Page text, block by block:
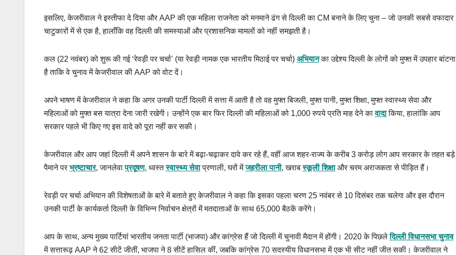
इसलिए, केजरीवाल ने इस्तीफा दे दिया और AAP की एक महिला राजनेता को मनमाने ढंग से दिल्ली का CM बनाने के लिए चुना – जो उनकी सबसे वफादार
चाटुकारों में से एक है, हालाँकि वह दिल्ली की समस्याओं और प्रशासनिक मामलों को नहीं समझती है।
कल (22 नवंबर) को शुरू की गई ‘रेवड़ी पर चर्चा’ (या रेवड़ी नामक एक भारतीय मिठाई पर चर्चा) अभियानका उद्देश्य दिल्ली के लोगों को मुफ्त में उपहार बांटना
है ताकि वे चुनाव में केजरीवाल की AAP को वोट दें।
अपने भाषण में केजरीवाल ने कहा कि अगर उनकी पार्टी दिल्ली में सत्ता में आती है तो वह मुफ्त बिजली, मुफ्त पानी, मुफ्त शिक्षा, मुफ्त स्वास्थ्य सेवा और
महिलाओं को मुफ्त बस यात्रा देना जारी रखेगी। उन्होंने एक बार फिर दिल्ली की महिलाओं को 1,000 रुपये प्रति माह देने कावादाकिया, हालांकि आप
सरकार पहले भी किए गए इस वादे को पूरा नहीं कर सकी।
केजरीवाल और आप जहां दिल्ली में अपने शासन के बारे में बढ़ा-चढ़ाकर दावे कर रहे हैं, वहीं आज शहर-राज्य के करीब 3 करोड़ लोग आप सरकार के तहत बड़े
पैमाने पर भ्रष्टाचार, जानलेवाप्रदूषण, ध्वस्तस्वास्थ्य सेवाप्रणाली, घरों मेंजहरीला पानी, खराबस्कूली शिक्षाऔर चरम अराजकता से पीड़ित हैं।
रेवड़ी पर चर्चा अभियान की विशेषताओं के बारे में बताते हुए केजरीवाल ने कहा कि इसका पहला चरण 25 नवंबर से 10 दिसंबर तक चलेगा और इस दौरान
उनकी पार्टी के कार्यकर्ता दिल्ली के विभिन्न निर्वाचन क्षेत्रों में मतदाताओं के साथ 65,000 बैठकें करेंगे।
आप के साथ, अन्य मुख्य पार्टियां भारतीय जनता पार्टी (भाजपा) और कांग्रेस हैं जो दिल्ली में चुनावी मैदान में होंगी। 2020 के पिछलेदिल्ली विधानसभा चुनाव
में सत्तारूढ़ AAP ने 62 सीटें जीतीं, भाजपा ने 8 सीटें हासिल कीं, जबकि कांग्रेस 70 सदस्यीय विधानसभा में एक भी सीट नहीं जीत सकी। केजरीवाल ने